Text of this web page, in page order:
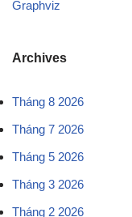
Graphviz
Archives
Tháng 8 2026
Tháng 7 2026
Tháng 5 2026
Tháng 3 2026
Tháng 2 2026